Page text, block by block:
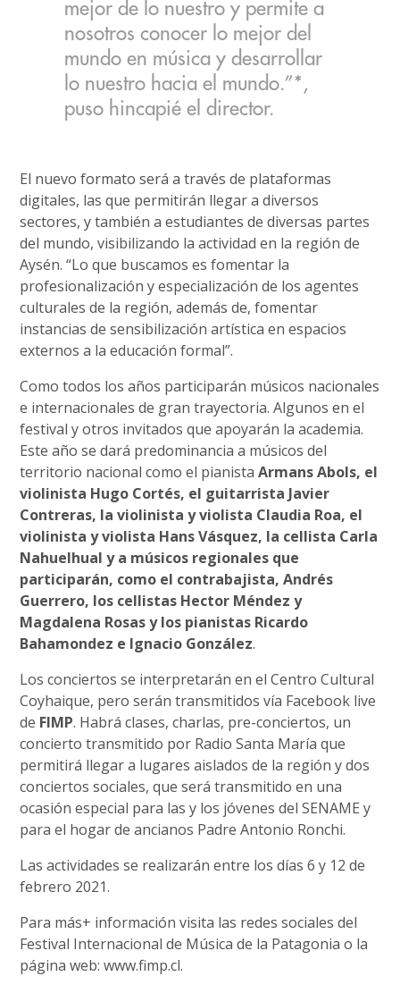
mejor de lo nuestro y permite a
nosotros conocer lo mejor del
mundo en música y desarrollar
lo nuestro hacia el mundo.”*,
puso hincapié el director.
El nuevo formato será a través de plataformas
digitales, las que permitirán llegar a diversos
sectores, y también a estudiantes de diversas partes
del mundo, visibilizando la actividad en la región de
Aysén. “Lo que buscamos es fomentar la
profesionalización y especialización de los agentes
culturales de la región, además de, fomentar
instancias de sensibilización artística en espacios
externos a la educación formal”.
Como todos los años participarán músicos nacionales
e internacionales de gran trayectoria. Algunos en el
festival y otros invitados que apoyarán la academia.
Este año se dará predominancia a músicos del
territorio nacional como el pianistaArmans Abols, el
violinista Hugo Cortés, el guitarrista Javier
Contreras, la violinista y violista Claudia Roa, el
violinista y violista Hans Vásquez, la cellista Carla
Nahuelhual y a músicos regionales que
participarán, como el contrabajista, Andrés
Guerrero, los cellistas Hector Méndez y
Magdalena Rosas y los pianistas Ricardo
Bahamondez e Ignacio González.
Los conciertos se interpretarán en el Centro Cultural
Coyhaique, pero serán transmitidos vía Facebook live
de FIMP. Habrá clases, charlas, pre-conciertos, un
concierto transmitido por Radio Santa María que
permitirá llegar a lugares aislados de la región y dos
conciertos sociales, que será transmitido en una
ocasión especial para las y los jóvenes del SENAME y
para el hogar de ancianos Padre Antonio Ronchi.
Las actividades se realizarán entre los días 6 y 12 de
febrero 2021.
Para más+ información visita las redes sociales del
Festival Internacional de Música de la Patagonia o la
página web: www.fimp.cl.